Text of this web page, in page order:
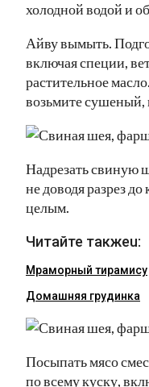
холодной водой и
Айву вымыть.
включая специи,
растительное
возьмите
Надрезать свиную
не доводя разрез
целым.
Читайте такжеu:
Мраморный тирамису
Домашняя грудинка
Посыпать мясо
по всему куску,